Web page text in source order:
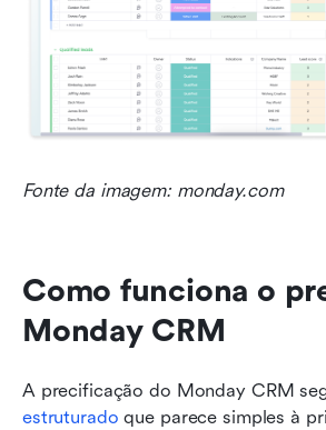
Fonte da imagem: monday.com
Como funciona o
Monday CRM
A precificação do Monday CRM
estruturado que parece simples à